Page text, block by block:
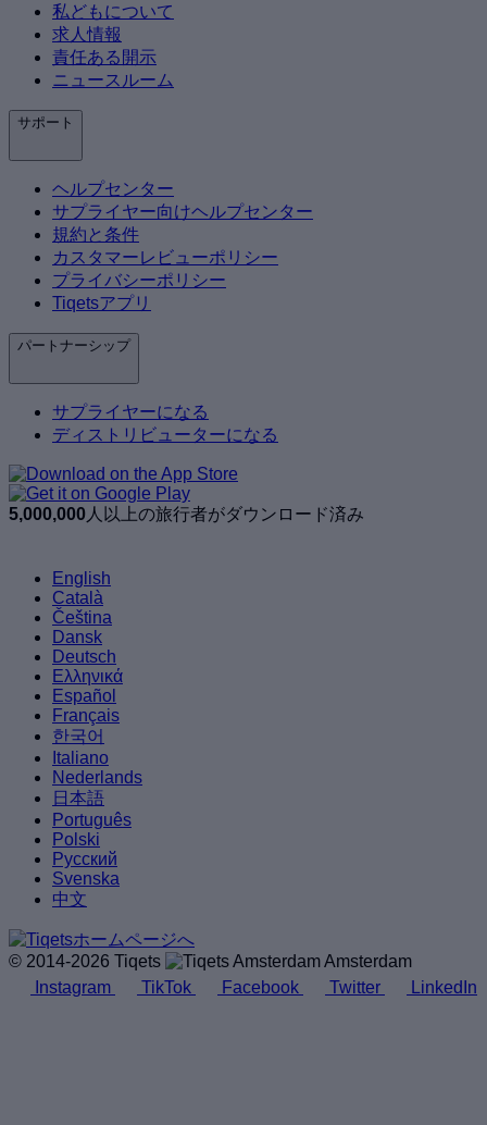
私どもについて
求人情報
責任ある開示
ニュースルーム
サポート
ヘルプセンター
サプライヤー向けヘルプセンター
規約と条件
カスタマーレビューポリシー
プライバシーポリシー
Tiqetsアプリ
パートナーシップ
サプライヤーになる
ディストリビューターになる
5,000,000 人以上の旅行者がダウンロード済み
English
Català
Čeština
Dansk
Deutsch
Ελληνικά
Español
Français
한국어
Italiano
Nederlands
日本語
Português
Polski
Русский
Svenska
中文
© 2014-2026 Tiqets
Amsterdam
Instagram
TikTok Facebook Twitter LinkedIn